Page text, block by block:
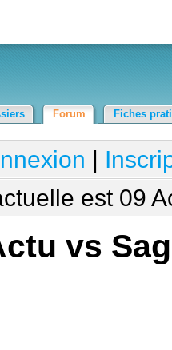
Forum Fiches
|
est 09
vs